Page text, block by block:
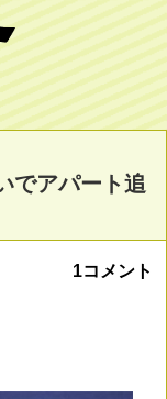
でアパート追
1コメント